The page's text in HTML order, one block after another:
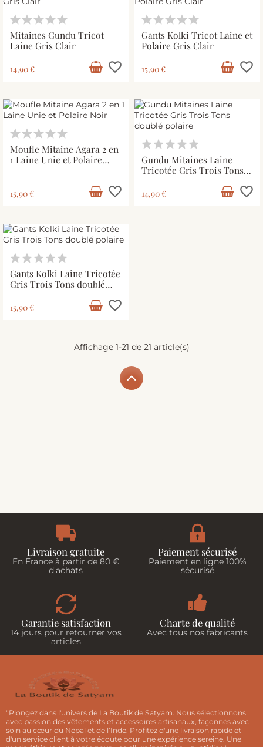
Mitaines Gundu Tricot
Laine Gris Clair
14,90 € favorite_border
Gants Kolki Tricot Laine et
Polaire Gris Clair
15,90 € favorite_border
Moufle Mitaine Agara 2 en
1 Laine Unie et Polaire
15,90 € favorite_border
Gundu Mitaines Laine
Tricotée Gris Trois Tons
14,90 € favorite_border
Gants Kolki Laine Tricotée
Gris Trois Tons doublé
15,90 € favorite_border
Affichage 1-21 de 21 article(s)
Livraison gratuite
En France à partir de 80 €
d'achats
Paiement sécurisé
Paiement en ligne 100%
sécurisé
Garantie satisfaction
14 jours pour retourner vos
articles
Charte de qualité
Avec tous nos fabricants
"Plongez dans l'univers de La Boutik de Satyam. Nous sélectionnons
avec passion des vêtements et accessoires artisanaux, façonnés avec
soin au cœur du Népal et de l’Inde. Profitez d'une livraison rapide et
d'un service client à votre écoute pour une expérience sereine. Une